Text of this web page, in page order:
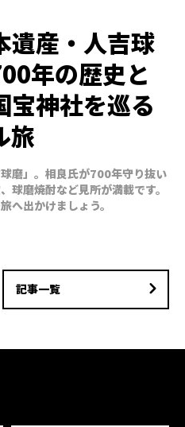
遺産・人吉球
年の歴史と
宝神社を巡る
旅
磨」。相良氏が700年守り抜い
球磨焼酎など見所が満載です。
へ出かけましょう。
記事一覧